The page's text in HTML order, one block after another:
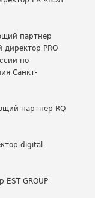
партнер
директор PRO
по
Санкт-
партнер RQ
digital-
EST GROUP